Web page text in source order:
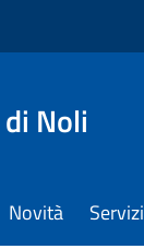
Noli
Novità Servizi